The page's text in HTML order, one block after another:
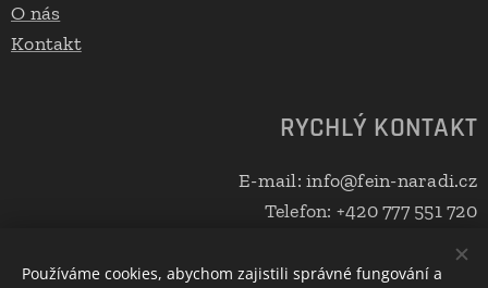
O nás
Kontakt
RYCHLÝ KONTAKT
E-mail: info@fein-naradi.cz
Telefon: +420 777 551 720
Používáme cookies, abychom zajistili správné fungování a